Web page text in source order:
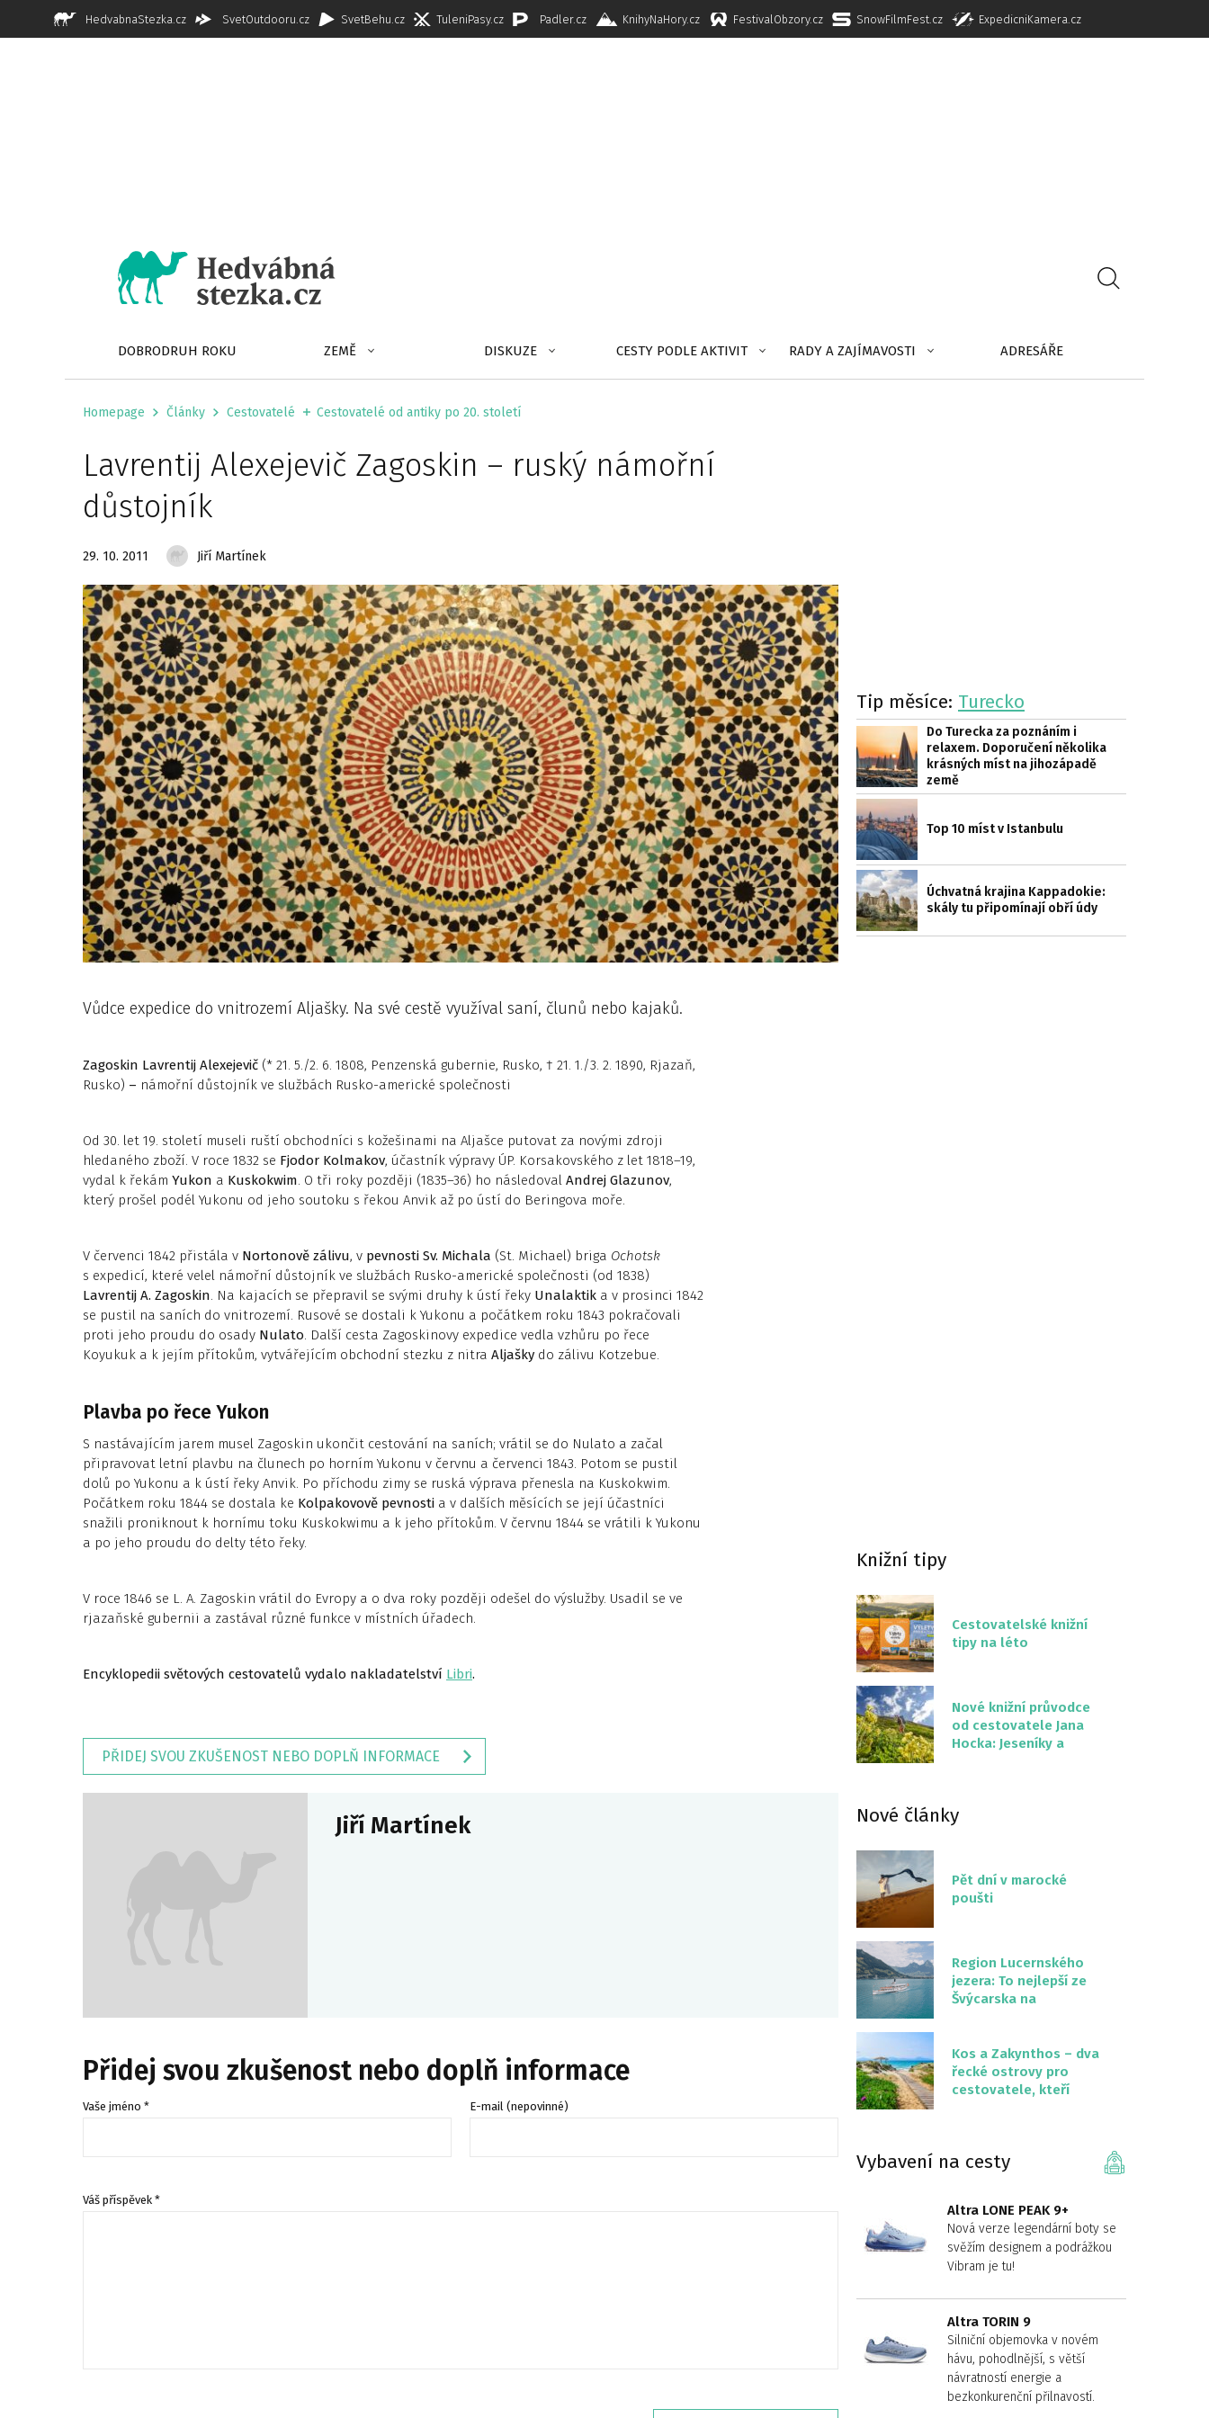
HedvabnaStezka.cz SvetOutdooru.cz SvetBehu.cz TuleniPasy.cz Padler.cz KnihyNaHory.cz FestivalObzory.cz SnowFilmFest.cz ExpedicniKamera.cz
DOBRODRUH ROKU ZEMĚ DISKUZE CESTY PODLE AKTIVIT RADY A ZAJÍMAVOSTI ADRESÁŘE
Homepage Články Cestovatelé Cestovatelé od antiky po 20. století
Lavrentij Alexejevič Zagoskin – ruský námořní
důstojník
29. 10. 2011 Jiří Martínek
Vůdce expedice do vnitrozemí Aljašky. Na své cestě využíval saní, člunů nebo kajaků.
Zagoskin Lavrentij Alexejevič (* 21. 5./2. 6. 1808, Penzenská gubernie, Rusko, † 21. 1./3. 2. 1890, Rjazaň,
Rusko) – námořní důstojník ve službách Rusko-americké společnosti
Od 30. let 19. století museli ruští obchodníci s kožešinami na Aljašce putovat za novými zdroji
hledaného zboží. V roce 1832 se Fjodor Kolmakov, účastník výpravy ÚP. Korsakovského z let 1818–19,
vydal k řekám Yukon a Kuskokwim. O tři roky později (1835–36) ho následoval Andrej Glazunov,
který prošel podél Yukonu od jeho soutoku s řekou Anvik až po ústí do Beringova moře.
V červenci 1842 přistála v Nortonově zálivu, v pevnosti Sv. Michala (St. Michael) briga Ochotsk
s expedicí, které velel námořní důstojník ve službách Rusko-americké společnosti (od 1838)
Lavrentij A. Zagoskin. Na kajacích se přepravil se svými druhy k ústí řeky Unalaktik a v prosinci 1842
se pustil na saních do vnitrozemí. Rusové se dostali k Yukonu a počátkem roku 1843 pokračovali
proti jeho proudu do osady Nulato. Další cesta Zagoskinovy expedice vedla vzhůru po řece
Koyukuk a k jejím přítokům, vytvářejícím obchodní stezku z nitra Aljašky do zálivu Kotzebue.
Plavba po řece Yukon
S nastávajícím jarem musel Zagoskin ukončit cestování na saních; vrátil se do Nulato a začal
připravovat letní plavbu na člunech po horním Yukonu v červnu a červenci 1843. Potom se pustil
dolů po Yukonu a k ústí řeky Anvik. Po příchodu zimy se ruská výprava přenesla na Kuskokwim.
Počátkem roku 1844 se dostala ke Kolpakovově pevnosti a v dalších měsících se její účastníci
snažili proniknout k hornímu toku Kuskokwimu a k jeho přítokům. V červnu 1844 se vrátili k Yukonu
a po jeho proudu do delty této řeky.
V roce 1846 se L. A. Zagoskin vrátil do Evropy a o dva roky později odešel do výslužby. Usadil se ve
rjazaňské gubernii a zastával různé funkce v místních úřadech.
Encyklopedii světových cestovatelů vydalo nakladatelství Libri.
PŘIDEJ SVOU ZKUŠENOST NEBO DOPLŇ INFORMACE
Jiří Martínek
Přidej svou zkušenost nebo doplň informace
Vaše jméno * E-mail (nepovinné)
Váš příspěvek *
Tip měsíce: Turecko
Do Turecka za poznáním i
relaxem. Doporučení několika
krásných míst na jihozápadě
země
Top 10 míst v Istanbulu
Úchvatná krajina Kappadokie:
skály tu připomínají obří údy
Knižní tipy
Cestovatelské knižní
tipy na léto
Nové knižní průvodce
od cestovatele Jana
Hocka: Jeseníky a
Nové články
Pět dní v marocké
poušti
Region Lucernského
jezera: To nejlepší ze
Švýcarska na
Kos a Zakynthos – dva
řecké ostrovy pro
cestovatele, kteří
Vybavení na cesty
Altra LONE PEAK 9+
Nová verze legendární boty se
svěžím designem a podrážkou
Vibram je tu!
Altra TORIN 9
Silniční objemovka v novém
hávu, pohodlnější, s větší
návratností energie a
bezkonkurenční přilnavostí.